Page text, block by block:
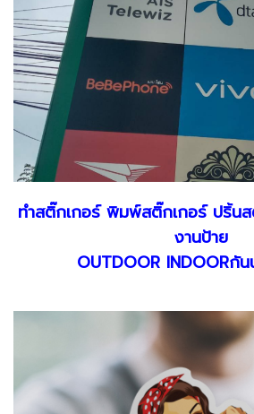
ทำสติ๊กเกอร์ พิมพ์สติ๊กเกอร์ ปริ้น
งานป้าย
OUTDOOR INDOORกั